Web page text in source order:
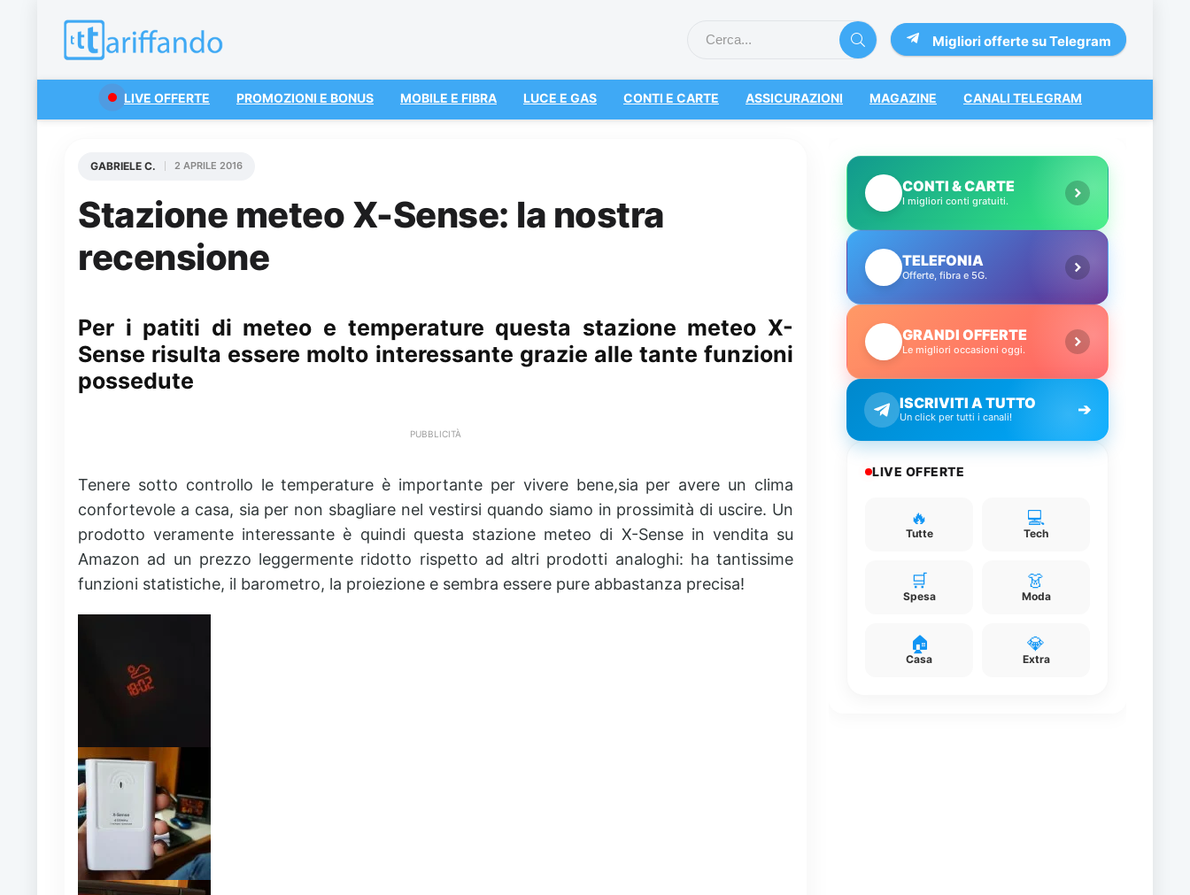
Migliori offerte su Telegram
LIVE OFFERTE PROMOZIONI E BONUS MOBILE E FIBRA LUCE E GAS CONTI E CARTE ASSICURAZIONI MAGAZINE CANALI TELEGRAM
Stazione meteo X-Sense: la nostra
recensione
GABRIELE C. 2 APRILE 2016
Per i patiti di meteo e temperature questa stazione meteo X-
Sense risulta essere molto interessante grazie alle tante funzioni
possedute
PUBBLICITÀ
Tenere sotto controllo le temperature è importante per vivere bene,sia per avere un clima
confortevole a casa, sia per non sbagliare nel vestirsi quando siamo in prossimità di uscire. Un
prodotto veramente interessante è quindi questa stazione meteo di X-Sense in vendita su
Amazon ad un prezzo leggermente ridotto rispetto ad altri prodotti analoghi: ha tantissime
funzioni statistiche, il barometro, la proiezione e sembra essere pure abbastanza precisa!
CONTI & CARTE
I migliori conti gratuiti.
TELEFONIA
Offerte, fibra e 5G.
GRANDI OFFERTE
Le migliori occasioni oggi.
ISCRIVITI A TUTTO
Un click per tutti i canali! ➔
LIVE OFFERTE
🔥
Tutte
💻
Tech
🛒
Spesa
👗
Moda
🏠
Casa
💎
Extra